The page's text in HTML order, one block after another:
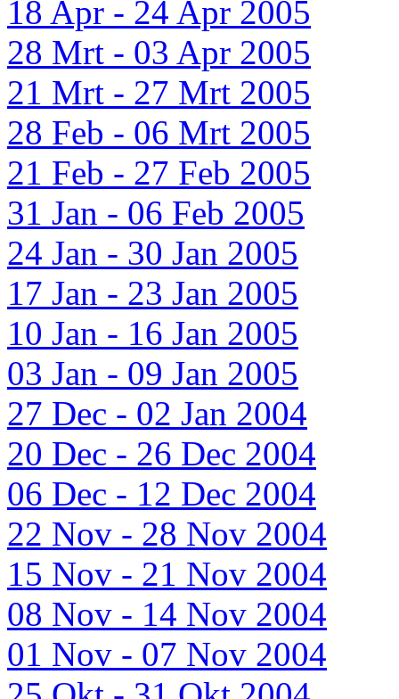
18 Apr - 24 Apr 2005
28 Mrt - 03 Apr 2005
21 Mrt - 27 Mrt 2005
28 Feb - 06 Mrt 2005
21 Feb - 27 Feb 2005
31 Jan - 06 Feb 2005
24 Jan - 30 Jan 2005
17 Jan - 23 Jan 2005
10 Jan - 16 Jan 2005
03 Jan - 09 Jan 2005
27 Dec - 02 Jan 2004
20 Dec - 26 Dec 2004
06 Dec - 12 Dec 2004
22 Nov - 28 Nov 2004
15 Nov - 21 Nov 2004
08 Nov - 14 Nov 2004
01 Nov - 07 Nov 2004